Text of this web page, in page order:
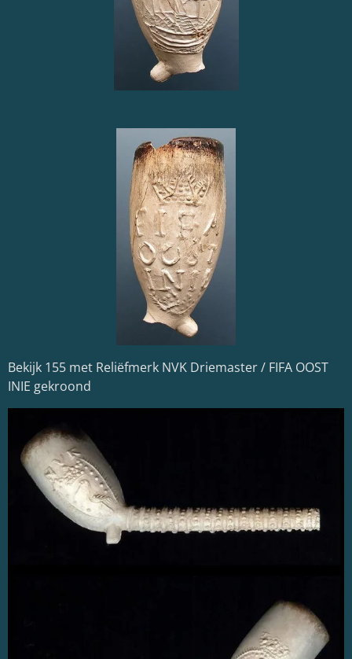
Bekijk 155 met Reliëfmerk NVK Driemaster / FIFA OOST
INIE gekroond